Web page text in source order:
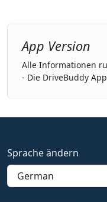
App Version
Alle Informationen
- Die DriveBuddy App
Sprache ändern